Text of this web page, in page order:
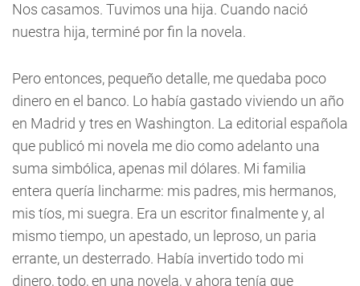
Nos casamos. Tuvimos una hija. Cuando nació
nuestra hija, terminé por fin la novela.
Pero entonces, pequeño detalle, me quedaba poco
dinero en el banco. Lo había gastado viviendo un año
en Madrid y tres en Washington. La editorial española
que publicó mi novela me dio como adelanto una
suma simbólica, apenas mil dólares. Mi familia
entera quería lincharme: mis padres, mis hermanos,
mis tíos, mi suegra. Era un escritor finalmente y, al
mismo tiempo, un apestado, un leproso, un paria
errante, un desterrado. Había invertido todo mi
dinero, todo, en una novela, y ahora tenía que